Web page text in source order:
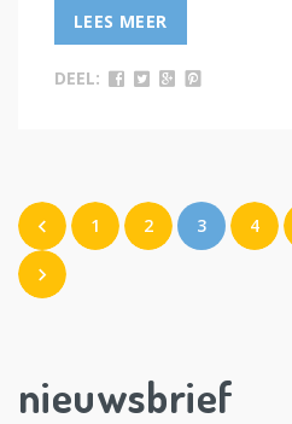
LEES MEER
DEEL:
1 2 3 4
nieuwsbrief